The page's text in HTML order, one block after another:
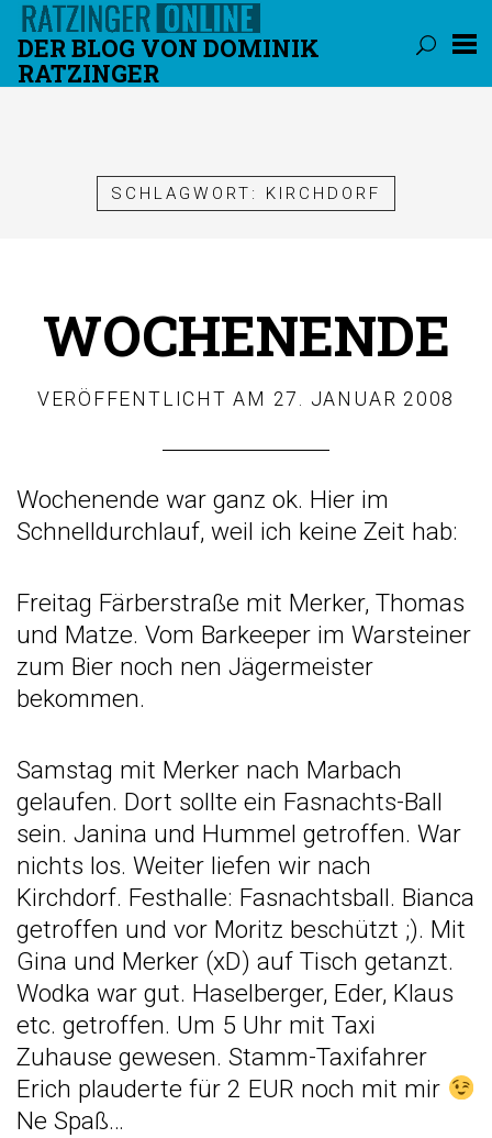
DER BLOG VON DOMINIK
RATZINGER
SCHLAGWORT: KIRCHDORF
WOCHENENDE
VERÖFFENTLICHT AM 27. JANUAR 2008
Wochenende war ganz ok. Hier im
Schnelldurchlauf, weil ich keine Zeit hab:
Freitag Färberstraße mit Merker, Thomas
und Matze. Vom Barkeeper im Warsteiner
zum Bier noch nen Jägermeister
bekommen.
Samstag mit Merker nach Marbach
gelaufen. Dort sollte ein Fasnachts-Ball
sein. Janina und Hummel getroffen. War
nichts los. Weiter liefen wir nach
Kirchdorf. Festhalle: Fasnachtsball. Bianca
getroffen und vor Moritz beschützt ;). Mit
Gina und Merker (xD) auf Tisch getanzt.
Wodka war gut. Haselberger, Eder, Klaus
etc. getroffen. Um 5 Uhr mit Taxi
Zuhause gewesen. Stamm-Taxifahrer
Erich plauderte für 2 EUR noch mit mir
Ne Spaß…